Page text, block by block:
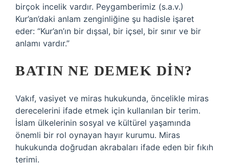
birçok incelik vardır. Peygamberimiz (s.a.v.)
Kur’an’daki anlam zenginliğine şu hadisle işaret
eder: “Kur’an’ın bir dışsal, bir içsel, bir sınır ve bir
anlamı vardır.”
BATIN NE DEMEK DIN?
Vakıf, vasiyet ve miras hukukunda, öncelikle miras
derecelerini ifade etmek için kullanılan bir terim.
İslam ülkelerinin sosyal ve kültürel yaşamında
önemli bir rol oynayan hayır kurumu. Miras
hukukunda doğrudan akrabaları ifade eden bir fıkıh
terimi.